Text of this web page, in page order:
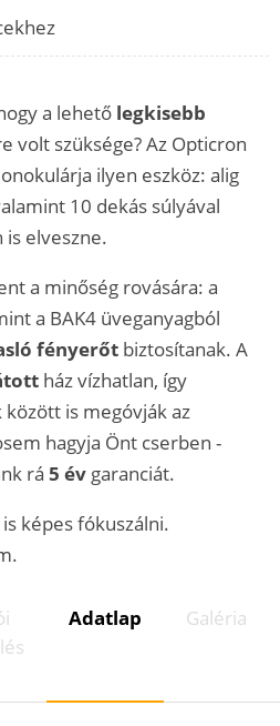
a lehető legkisebb
volt szüksége? Az Opticron
ilyen eszköz: alig
10 dekás súlyával
elveszne.
a minőség rovására: a
a BAK4 üveganyagból
fényerőt biztosítanak. A
ház vízhatlan, így
is megóvják az
hagyja Önt cserben -
rá 5 év garanciát.
képes fókuszálni.
Adatlap Galéria